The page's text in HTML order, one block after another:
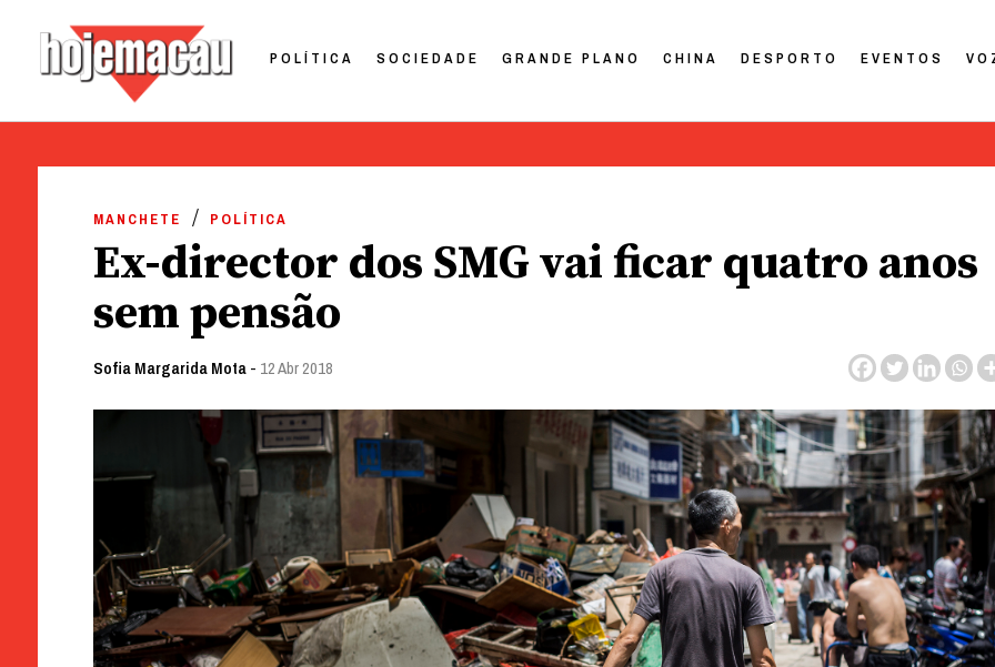
POLÍTICA SOCIEDADE GRANDE PLANO CHINA DESPORTO EVENTOS
MANCHETE POLÍTICA
Ex-director dos SMG vai ficar quatro anos
sem pensão
Sofia Margarida Mota- 12 Abr 2018